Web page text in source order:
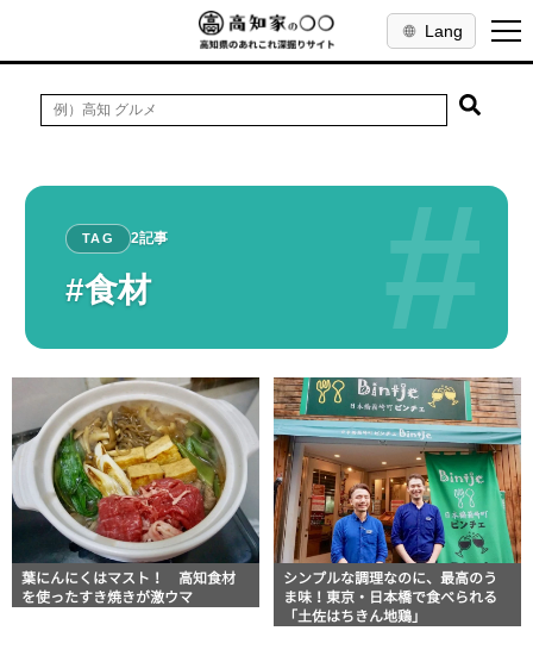
Lang
#
TAG 2記事
#食材
葉にんにくはマスト！ 高知食材
を使ったすき焼きが激ウマ
シンプルな調理なのに、最高のう
ま味！東京・日本橋で食べられる
「土佐はちきん地鶏」